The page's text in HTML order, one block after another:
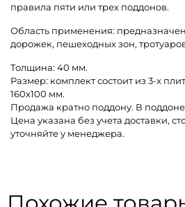
правила пяти или трех поддонов.
Область применения:
дорожек, пешеходных зон,
Толщина: 40 мм.
Размер: комплект состоит из 3-х
160х100 мм.
Продажа кратно поддону. В
Цена указана без учета доставки,
уточняйте у менеджера.